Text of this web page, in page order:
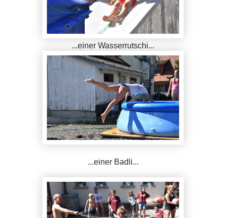
...einer Wasserrutschi...
...einer Badli...